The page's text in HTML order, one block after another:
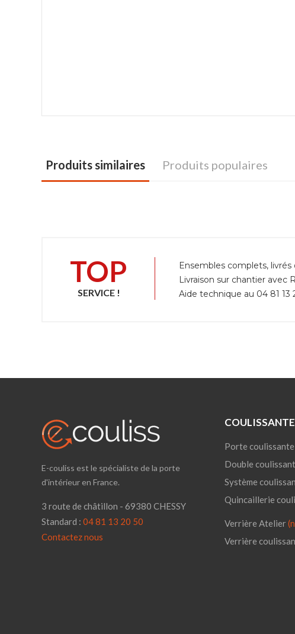
Produits similaires Produits populaires
TOP
SERVICE !
Ensembles complets, livrés
Livraison sur chantier avec
Aide technique au 04 81 13
E-couliss est le spécialiste de la porte
d'intérieur en France.
3 route de châtillon - 69380 CHESSY
Standard : 04 81 13 20 50
Contactez nous
COULISSANTE
Porte coulissante
Double
Système
Quincaillerie
Verrière Atelier
Verrière